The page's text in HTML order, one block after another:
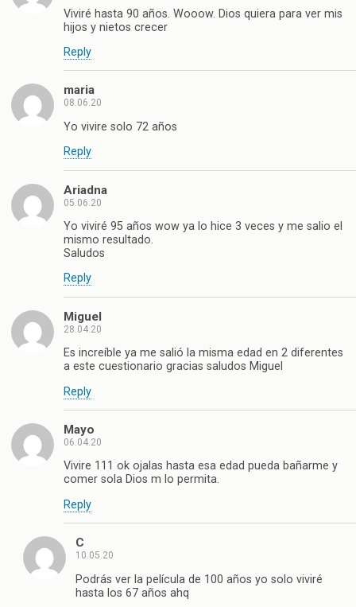
Viviré hasta 90 años. Wooow. Dios quiera para ver mis
hijos y nietos crecer
Reply
maria
08.06.20
Yo vivire solo 72 años
Reply
Ariadna
05.06.20
Yo viviré 95 años wow ya lo hice 3 veces y me salio el
mismo resultado.
Saludos
Reply
Miguel
28.04.20
Es increíble ya me salió la misma edad en 2 diferentes
a este cuestionario gracias saludos Miguel
Reply
Mayo
06.04.20
Vivire 111 ok ojalas hasta esa edad pueda bañarme y
comer sola Dios m lo permita.
Reply
C
10.05.20
Podrás ver la película de 100 años yo solo viviré
hasta los 67 años ahq